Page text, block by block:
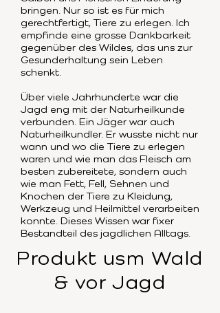
bringen. Nur so ist es für mich
gerechtfertigt, Tiere zu erlegen. Ich
empfinde eine grosse Dankbarkeit
gegenüber des Wildes, das uns zur
Gesunderhaltung sein Leben
schenkt.
Über viele Jahrhunderte war die
Jagd eng mit der Naturheilkunde
verbunden. Ein Jäger war auch
Naturheilkundler. Er wusste nicht nur
wann und wo die Tiere zu erlegen
waren und wie man das Fleisch am
besten zubereitete, sondern auch
wie man Fett, Fell, Sehnen und
Knochen der Tiere zu Kleidung,
Werkzeug und Heilmittel verarbeiten
konnte. Dieses Wissen war fixer
Bestandteil des jagdlichen Alltags.
Produkt usm Wald
& vor Jagd